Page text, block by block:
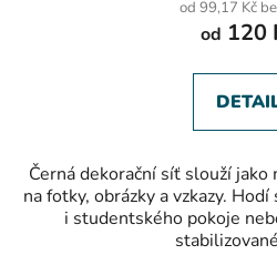
je
5,0
5
od 99,17 Kč
od 120
Černá dekorační síť slouží
na fotky, obrázky a vzkazy.
i studentského pokoje